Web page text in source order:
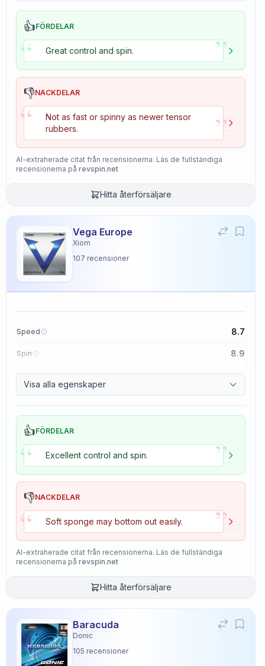
👍FÖRDELAR
“ Great control and spin. ”
👎NACKDELAR
“
Not as fast or spinny as newer tensor
rubbers.
”
AI-extraherade citat från recensionerna. Läs de fullständiga
recensionerna på revspin.net
Hitta återförsäljare
Vega Europe
Xiom
107 recensioner
Speed 8.7
Spin 8.9
Control 9.1
Tackiness 1.9
Visa alla egenskaper
👍FÖRDELAR
“ Excellent control and spin. ”
👎NACKDELAR
“ Soft sponge may bottom out easily. ”
AI-extraherade citat från recensionerna. Läs de fullständiga
recensionerna på revspin.net
Hitta återförsäljare
Baracuda
Donic
105 recensioner